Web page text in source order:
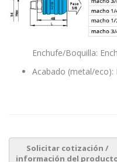
Enchufe/Boquilla:
Acabado (metal/eco):